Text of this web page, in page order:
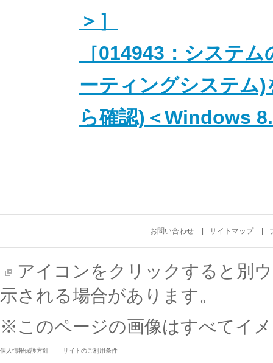
＞］
［014943：システ
ーティングシステム
ら確認)＜Windows
お問い合わせ サイトマップ
アイコンをクリックすると別
示される場合があります。
※このページの画像はすべてイ
個人情報保護方針 サイトのご利用条件